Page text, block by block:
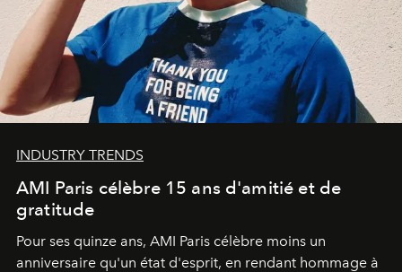
INDUSTRY TRENDS
AMI Paris célèbre 15 ans d'amitié et de
gratitude
Pour ses quinze ans, AMI Paris célèbre moins un
anniversaire qu'un état d'esprit, en rendant hommage à